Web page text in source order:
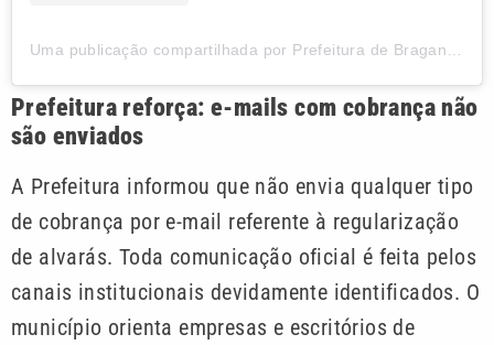
Uma publicação compartilhada por Prefeitura de Bragança Paulista (@prefeituradebragancapaulista)
Prefeitura reforça: e-mails com cobrança não
são enviados
A Prefeitura informou que não envia qualquer tipo
de cobrança por e-mail referente à regularização
de alvarás. Toda comunicação oficial é feita pelos
canais institucionais devidamente identificados. O
município orienta empresas e escritórios de